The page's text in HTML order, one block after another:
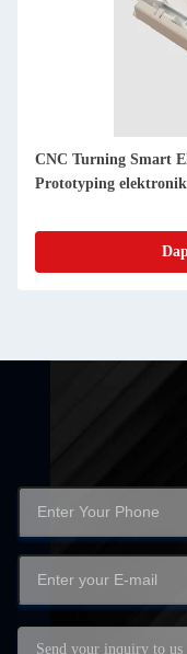
Pembangunan
Turning Akurat Untuk